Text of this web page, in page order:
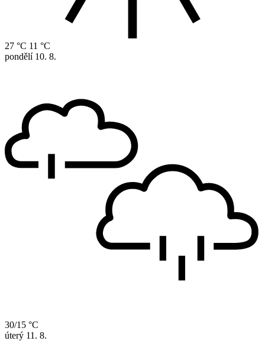
27 °C 11 °C
pondělí 10. 8.
30/15 °C
úterý 11. 8.